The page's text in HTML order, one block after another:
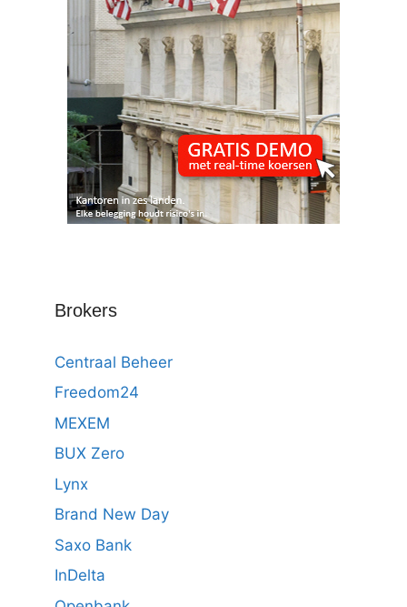
Brokers
Centraal Beheer
Freedom24
MEXEM
BUX Zero
Lynx
Brand New Day
Saxo Bank
InDelta